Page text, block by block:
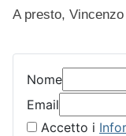
A presto,
Nome
Email
Accetto i